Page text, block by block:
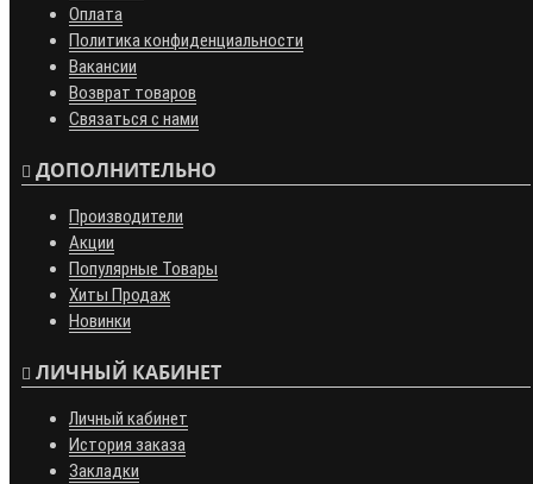
Оплата
Политика конфиденциальности
Вакансии
Возврат товаров
Связаться с нами
ДОПОЛНИТЕЛЬНО
Производители
Акции
Популярные Товары
Хиты Продаж
Новинки
ЛИЧНЫЙ КАБИНЕТ
Личный кабинет
История заказа
Закладки